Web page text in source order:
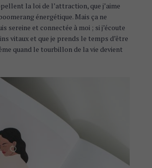
la loi de l’attraction, que j’aime
énergétique. Mais ça ne
sereine et connectée à moi ; si j’écoute
vitaux et que je prends le temps d’être
quand le tourbillon de la vie devient